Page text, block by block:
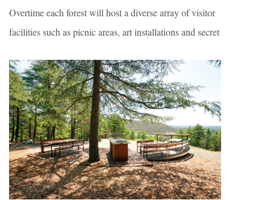
Overtime each forest will host a diverse array of visitor
facilities such as picnic areas, art installations and secret